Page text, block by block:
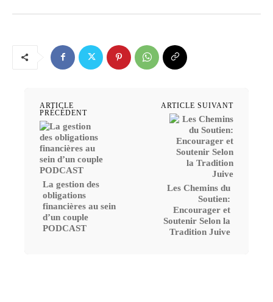
ARTICLE
PRÉCÉDENT
La gestion des
obligations
financières au sein
d’un couple
PODCAST
ARTICLE SUIVANT
Les Chemins du
Soutien:
Encourager et
Soutenir Selon la
Tradition Juive